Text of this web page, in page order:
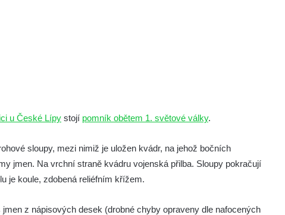
u České Lípy stojí pomník obětem 1. světové války.
sloupy, mezi nimiž je uložen kvádr, na jehož bočních
jmen. Na vrchní straně kvádru vojenská přilba. Sloupy pokračují
je koule, zdobená reliéfním křížem.
jmen z nápisových desek (drobné chyby opraveny dle nafocených